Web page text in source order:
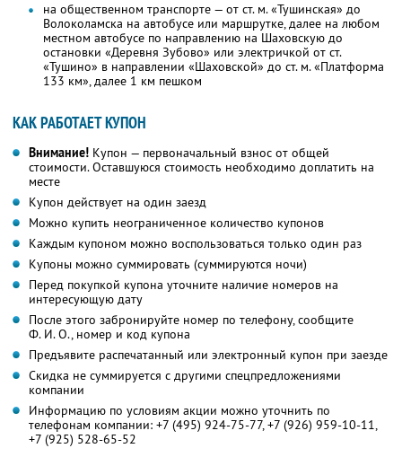
на общественном транспорте — от ст. м. «Тушинская» до
Волоколамска на автобусе или маршрутке, далее на любом
местном автобусе по направлению на Шаховскую до
остановки «Деревня Зубово» или электричкой от ст.
«Тушино» в направлении «Шаховской» до ст. м. «Платформа
133 км», далее 1 км пешком
КАК РАБОТАЕТ КУПОН
Внимание! Купон — первоначальный взнос от общей
стоимости. Оставшуюся стоимость необходимо доплатить на
месте
Купон действует на один заезд
Можно купить неограниченное количество купонов
Каждым купоном можно воспользоваться только один раз
Купоны можно суммировать (суммируются ночи)
Перед покупкой купона уточните наличие номеров на
интересующую дату
После этого забронируйте номер по телефону, сообщите
Ф. И. О.,номер и код купона
Предъявите распечатанный или электронный купон при заезде
Скидка не суммируется с другими спецпредложениями
компании
Информацию по условиям акции можно уточнить по
телефонам компании: +7 (495) 924-75-77, +7 (926) 959-10-11,
+7 (925) 528-65-52